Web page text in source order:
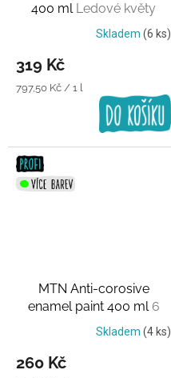
400 ml Ledové květy
Skladem (6 ks)
319 Kč
Měrná
797,50 Kč / 1 l
MTN Anti-corosive
enamel paint 400 ml 6
barevSkladem (4 ks)
260 Kč